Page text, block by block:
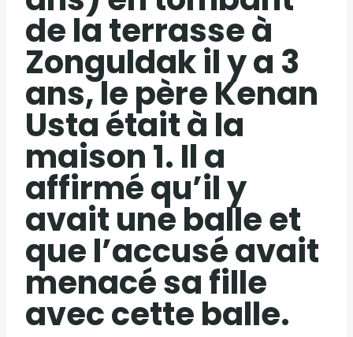
de la terrasse à
Zonguldak il y a 3
ans, le père Kenan
Usta était à la
maison 1. Il a
affirmé qu’il y
avait une balle et
que l’accusé avait
menacé sa fille
avec cette balle.